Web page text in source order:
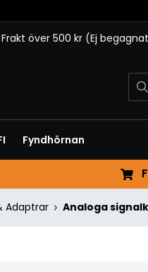
Frakt över 500 kr (Ej
Fyndhörnan
Adaptrar Analoga